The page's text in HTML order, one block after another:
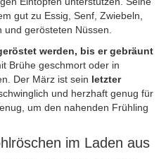
gut zu Essig, Senf, Zwiebeln,
gerösteten Nüssen.
werden, bis er gebräunt
Brühe geschmort oder in
Der März ist sein letzter
und herzhaft genug für
um den nahenden Frühling
im Laden aus